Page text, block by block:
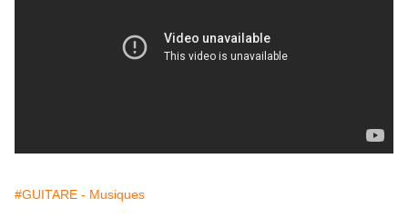
#GUITARE - Musiques